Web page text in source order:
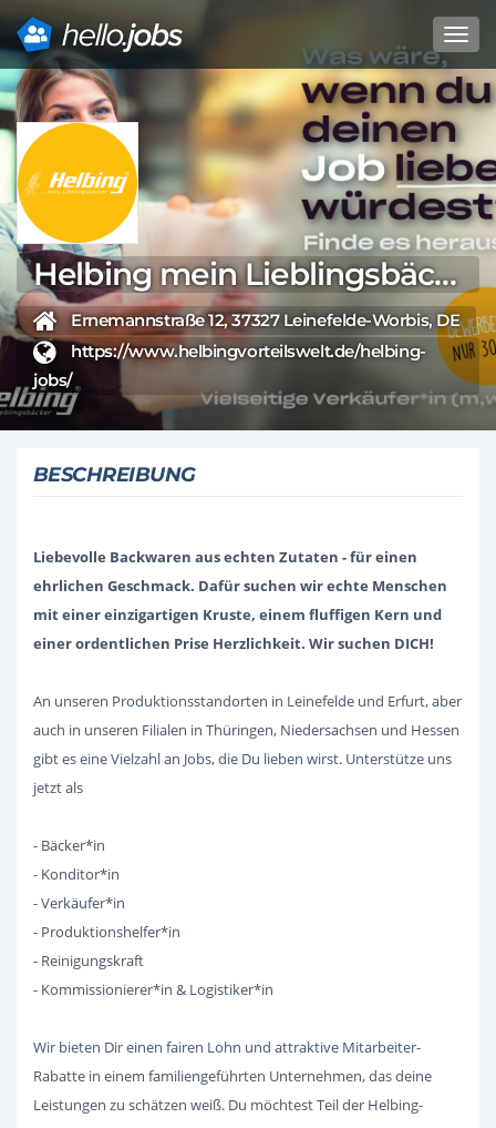
Direkt
zum
Inhalt
Helbing mein Lieblingsbäcker GmbH & Co. KG - Leinefelde
Ernemannstraße 12, 37327 Leinefelde-Worbis, DE
https://www.helbingvorteilswelt.de/helbing-
jobs/
BESCHREIBUNG
Liebevolle Backwaren aus echten Zutaten - für einen
ehrlichen Geschmack. Dafür suchen wir echte Menschen
mit einer einzigartigen Kruste, einem fluffigen Kern und
einer ordentlichen Prise Herzlichkeit. Wir suchen DICH!
An unseren Produktionsstandorten in Leinefelde und Erfurt, aber
auch in unseren Filialen in Thüringen, Niedersachsen und Hessen
gibt es eine Vielzahl an Jobs, die Du lieben wirst. Unterstütze uns
jetzt als
- Bäcker*in
- Konditor*in
- Verkäufer*in
- Produktionshelfer*in
- Reinigungskraft
- Kommissionierer*in & Logistiker*in
Wir bieten Dir einen fairen Lohn und attraktive Mitarbeiter-
Rabatte in einem familiengeführten Unternehmen, das deine
Leistungen zu schätzen weiß. Du möchtest Teil der Helbing-